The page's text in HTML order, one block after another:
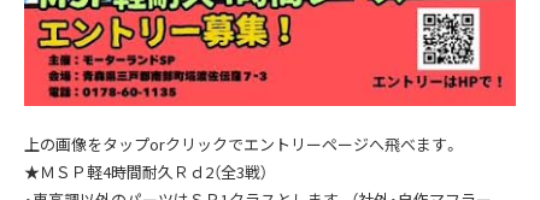
上の画像をタップorクリックでエントリーページへ飛べます。
★ＭＳＰ軽4時間耐久Ｒｄ2（全3戦）